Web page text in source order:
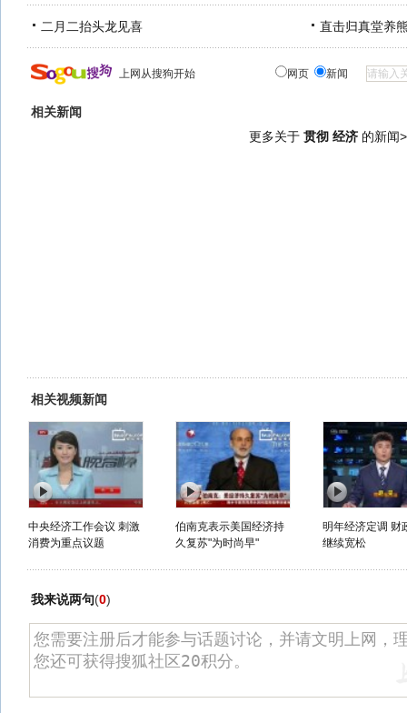
二月二抬头龙见喜 直击归真堂养
上网从搜狗开始 网页 新闻
相关新闻
更多关于 贯彻 经济的新闻
相关视频新闻
中央经济工作会议 刺激
消费为重点议题
伯南克表示美国经济持
久复苏"为时尚早"
明年经济定调 财
继续宽松
我来说两句(0)